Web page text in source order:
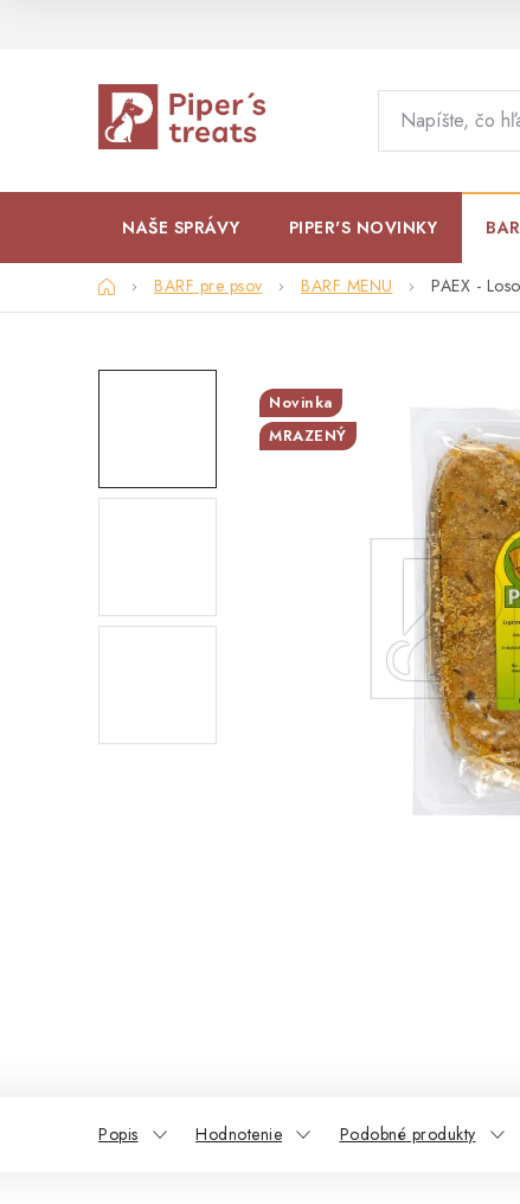
NAŠE SPRÁVY PIPER'S NOVINKY
DomovBARF pre psov BARF MENU PAEX -
Novinka
MRAZENÝ
Popis Hodnotenie Podobné produkty